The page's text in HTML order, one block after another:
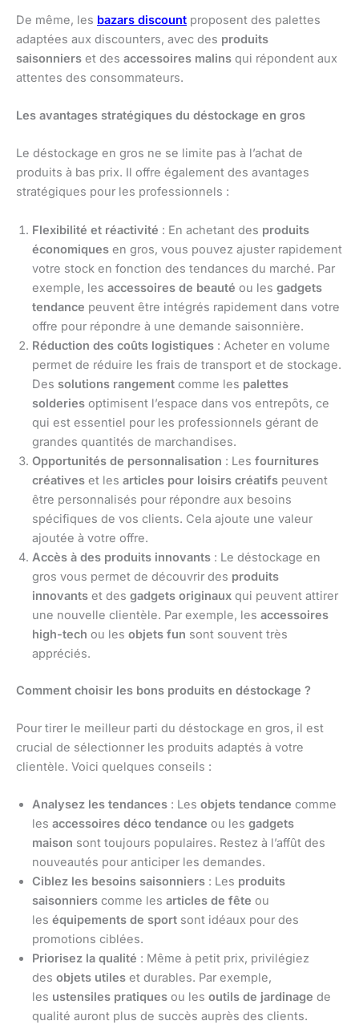
De même, les bazars discount proposent des palettes
adaptées aux discounters, avec des produits
saisonniers et des accessoires malins qui répondent aux
attentes des consommateurs.
Les avantages stratégiques du déstockage en gros
Le déstockage en gros ne se limite pas à l’achat de
produits à bas prix. Il offre également des avantages
stratégiques pour les professionnels :
Flexibilité et réactivité : En achetant des produits
économiques en gros, vous pouvez ajuster rapidement
votre stock en fonction des tendances du marché. Par
exemple, les accessoires de beauté ou les gadgets
tendance peuvent être intégrés rapidement dans votre
offre pour répondre à une demande saisonnière.
Réduction des coûts logistiques : Acheter en volume
permet de réduire les frais de transport et de stockage.
Des solutions rangement comme les palettes
solderies optimisent l’espace dans vos entrepôts, ce
qui est essentiel pour les professionnels gérant de
grandes quantités de marchandises.
Opportunités de personnalisation : Les fournitures
créatives et les articles pour loisirs créatifs peuvent
être personnalisés pour répondre aux besoins
spécifiques de vos clients. Cela ajoute une valeur
ajoutée à votre offre.
Accès à des produits innovants : Le déstockage en
gros vous permet de découvrir des produits
innovants et des gadgets originaux qui peuvent attirer
une nouvelle clientèle. Par exemple, les accessoires
high-tech ou les objets fun sont souvent très
appréciés.
Comment choisir les bons produits en déstockage ?
Pour tirer le meilleur parti du déstockage en gros, il est
crucial de sélectionner les produits adaptés à votre
clientèle. Voici quelques conseils :
Analysez les tendances : Les objets tendance comme
les accessoires déco tendance ou les gadgets
maison sont toujours populaires. Restez à l’affût des
nouveautés pour anticiper les demandes.
Ciblez les besoins saisonniers : Les produits
saisonniers comme les articles de fête ou
les équipements de sport sont idéaux pour des
promotions ciblées.
Priorisez la qualité : Même à petit prix, privilégiez
des objets utiles et durables. Par exemple,
les ustensiles pratiques ou les outils de jardinage de
qualité auront plus de succès auprès des clients.